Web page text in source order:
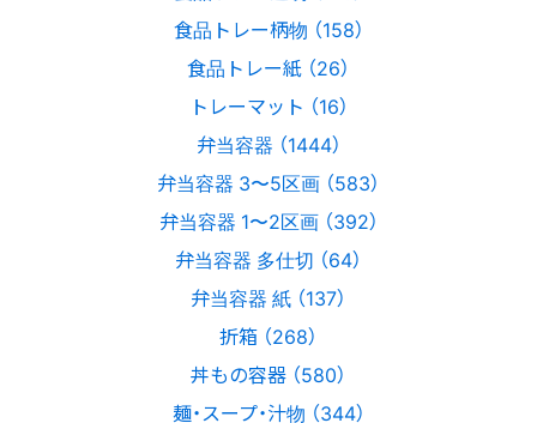
食品トレー柄物 （158）
食品トレー紙 （26）
トレーマット （16）
弁当容器 （1444）
弁当容器 3〜5区画 （583）
弁当容器 1〜2区画 （392）
弁当容器 多仕切 （64）
弁当容器 紙 （137）
折箱 （268）
丼もの容器 （580）
麺・スープ・汁物 （344）